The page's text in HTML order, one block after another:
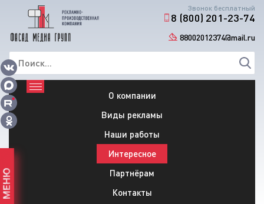
Звонок бесплатный
8 (800) 201-23-74
88002012374@mail.ru
О компании
Виды рекламы
Наши работы
Интересное
Партнёрам
Контакты
МЕНЮ